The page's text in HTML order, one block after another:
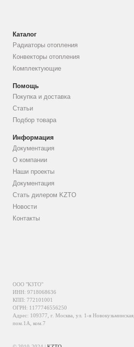
Каталог
Радиаторы отопления
Конвекторы отопления
Комплектующие
Помощь
Покупка и доставка
Статьи
Подбор товара
Информация
Документация
О компании
Наши проекты
Документация
Стать дилером KZTO
Новости
Контакты
ООО "КЗТО"
ИНН: 9718068636
КПП: 772101001
ОГРН: 1177746556250
Адрес: 109377, г. Москва, ул. 1-я
пом.1А, ком.7